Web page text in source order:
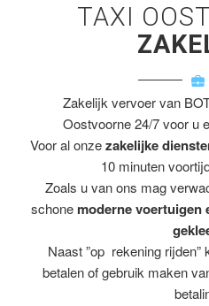
TAXI
Zakelijk vervoer van
Oostvoorne 24/7 voor u
Voor al onzezakelijke
10 minuten
Zoals u van ons mag
schone moderne voertuigen
Naast ”op rekening
betalen of gebruik maken